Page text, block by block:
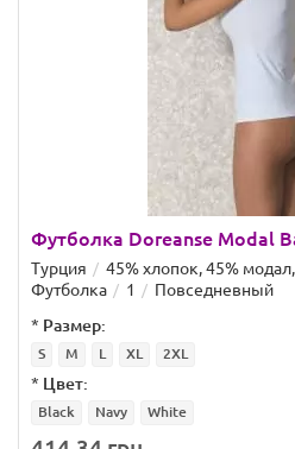
Футболка Doreanse Modal
Турция
45% хлопок, 45%
Футболка
1
Повседневный
* Размер:
S M L XL 2XL
* Цвет:
Black Navy White